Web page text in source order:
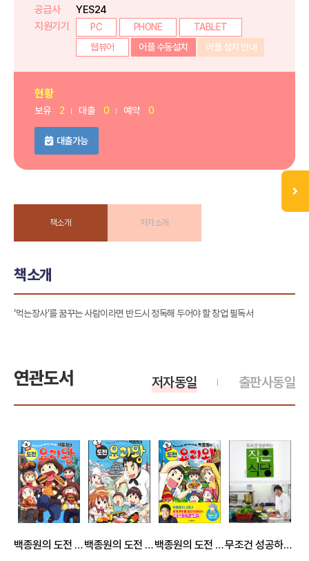
공급사
YES24
지원기기
PC PHONE
TABLET
웹뷰어
어플 수동설치 어플 설치 안내
현황
보유 2 대출 0 예약 0
대출가능
책소개 저자소개
책소개
‘먹는장사’를 꿈꾸는 사람이라면 반드시 정독해 두어야 할 창업 필독서
연관도서 출판사동일
저자동일
백종원의 도전 요리왕 4 미국 백종원의 도전 요리왕 1 일본 백종원의 도전 요리왕 5 태국 무조건 성공하는 작은 식당